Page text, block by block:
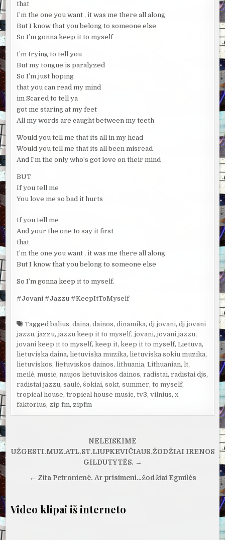
that
I’m the one you want , it was me there all along
But I know that you belong to someone else
So I’m gonna keep it to myself
I’m trying to tell you
But my tongue is paralyzed
So I’m just hoping
that you can read my mind
im Scared to tell ya
got me staring at my feet
All my words are caught between my teeth
Would you tell me that its all in my head
Would you tell me that its all been misread
And I’m the only who’s got love on their mind
BUT
If you tell me
You love me so bad it hurts
If you tell me
And your the one to say it first
that
I’m the one you want , it was me there all along
But I know that you belong to someone else
So I’m gonna keep it to myself.
#Jovani #Jazzu #KeepItToMyself
Taggedbalius,daina,dainos,dinamika,dj jovani,dj jovani
jazzu,jazzu,jazzu keep it to myself,jovani,jovani jazzu,
jovani keep it to myself,keep it,keep it to myself,Lietuva,
lietuviska daina,lietuviska muzika,lietuviska sokiu muzika,
lietuviskos,lietuviskos dainos,lithuania,Lithuanian,lt,
meilė,music,naujos lietuviskos dainos,radistai,radistai djs,
radistai jazzu,saulė, šokiai,sokt,summer,to myself,
tropical house,tropical house music,tv3,vilnius,x
faktorius, zip fm, zipfm
tarp
įrašų
NELEISKIME
UŽGESTI.MUZ.ATL.ST.LIUPKEVIČIAUS.ŽODŽIAI IRENOS
GILDUTYTĖS. →
← Zita Petronienė. Ar prisimeni…žodžiai Egmilės
Video klipai iš interneto